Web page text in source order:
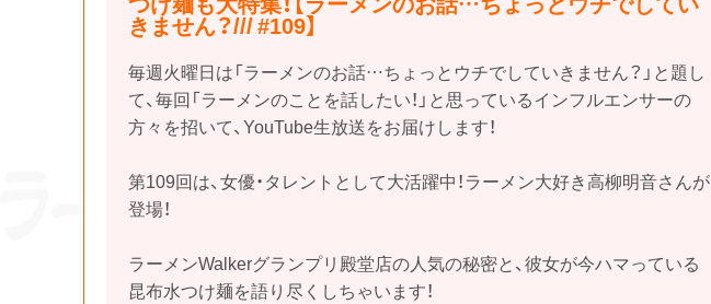
きません？/// #109】
毎週火曜日は「ラーメンのお話…ちょっとウチでしていきません？」と題し
て、毎回「ラーメンのことを話したい！」と思っているインフルエンサーの
方々を招いて、YouTube生放送をお届けします！
第109回は、女優・タレントとして大活躍中！ラーメン大好き高柳明音さんが
登場！
ラーメンWalkerグランプリ殿堂店の人気の秘密と、彼女が今ハマっている
昆布水つけ麺を語り尽くしちゃいます！